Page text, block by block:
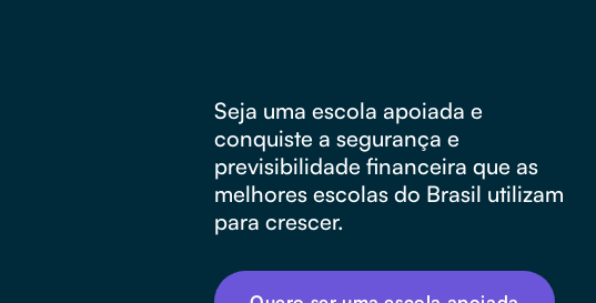
Seja uma escola apoiada e
conquiste a segurança e
previsibilidade financeira que as
melhores escolas do Brasil utilizam
para crescer.